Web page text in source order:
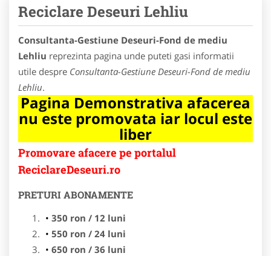
Reciclare Deseuri Lehliu
Consultanta-Gestiune Deseuri-Fond de mediu
Lehliu reprezinta pagina unde puteti gasi informatii
utile despre Consultanta-Gestiune Deseuri-Fond de mediu
Lehliu.
Pagina Demonstrativa afacerea
nu este promovata iar locul este
liber
Promovare afacere pe portalul
ReciclareDeseuri.ro
PRETURI ABONAMENTE
350 ron / 12 luni
550 ron / 24 luni
650 ron / 36 luni